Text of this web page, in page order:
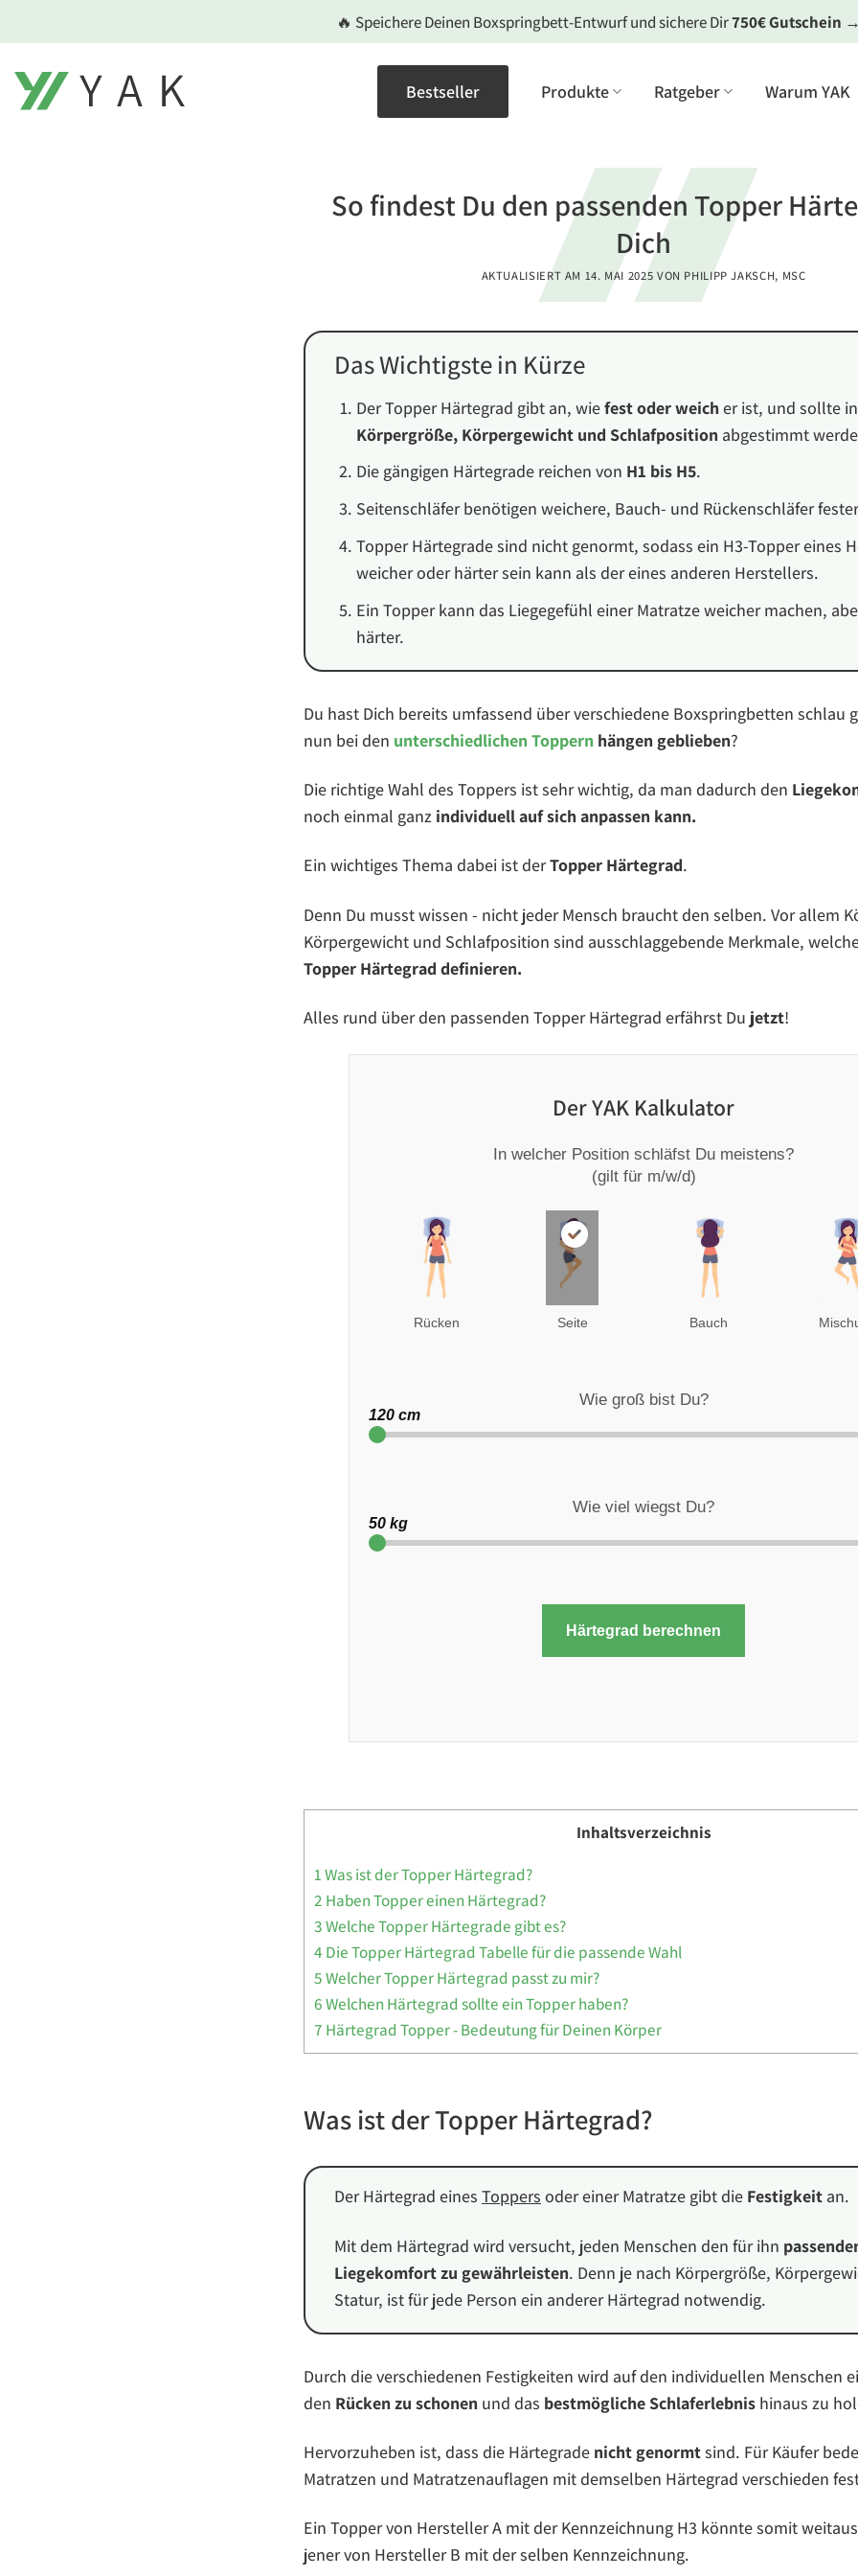
Inhalt
🔥 Speichere Deinen Boxspringbett-Entwurf und sichere Dir750€ Gutschein
Bestseller Produkte Ratgeber Warum YAK
So findest Du den passenden Topper
Dich
AKTUALISIERT AM 14. MAI 2025 VON PHILIPP JAKSCH, MSC
Das Wichtigste in Kürze
Der Topper Härtegrad gibt an, wiefest oder weich er ist, und sollte
Körpergröße, Körpergewicht und Schlafposition abgestimmt
Die gängigen Härtegrade reichen von H1 bis H5.
Seitenschläfer benötigen weichere, Bauch- und Rückenschläfer
Topper Härtegrade sind nicht genormt, sodass ein H3-Topper eines
weicher oder härter sein kann als der eines anderen Herstellers.
Ein Topper kann das Liegegefühl einer Matratze weicher machen,
härter.
Du hast Dich bereits umfassend über verschiedene Boxspringbetten schlau
nun bei den unterschiedlichen Toppern hängen geblieben?
Die richtige Wahl des Toppers ist sehr wichtig, da man dadurch den
noch einmal ganz individuell auf sich anpassen kann.
Ein wichtiges Thema dabei ist derTopper Härtegrad.
Denn Du musst wissen - nicht jeder Mensch braucht den selben. Vor allem
Körpergewicht und Schlafposition sind ausschlaggebende Merkmale,
Topper Härtegrad definieren.
Alles rund über den passenden Topper Härtegrad erfährst Du jetzt!
Der YAK Kalkulator
In welcher Position schläfst Du meistens?
(gilt für m/w/d)
Rücken Seite Bauch
Wie groß bist Du?
120 cm
Wie viel wiegst Du?
50 kg
Härtegrad berechnen
Inhaltsverzeichnis
1Was ist der Topper Härtegrad?
2 Haben Topper einen Härtegrad?
3Welche Topper Härtegrade gibt es?
4 Die Topper Härtegrad Tabelle für die passende Wahl
5Welcher Topper Härtegrad passt zu mir?
6Welchen Härtegrad sollte ein Topper haben?
7 Härtegrad Topper - Bedeutung für Deinen Körper
Was ist der Topper Härtegrad?
Der Härtegrad eines Toppers oder einer Matratze gibt die Festigkeit an.
Mit dem Härtegrad wird versucht, jeden Menschen den für ihn
Liegekomfort zu gewährleisten. Denn je nach Körpergröße,
Statur, ist für jede Person ein anderer Härtegrad notwendig.
Durch die verschiedenen Festigkeiten wird auf den individuellen Menschen
den Rücken zu schonen und das bestmögliche Schlaferlebnis hinaus zu
Hervorzuheben ist, dass die Härtegrade nicht genormtsind. Für Käufer
Matratzen und Matratzenauflagen mit demselben Härtegrad verschieden
Ein Topper von Hersteller A mit der Kennzeichnung H3 könnte somit
jener von Hersteller B mit der selben Kennzeichnung.